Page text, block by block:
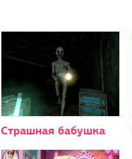
Страшная бабушка